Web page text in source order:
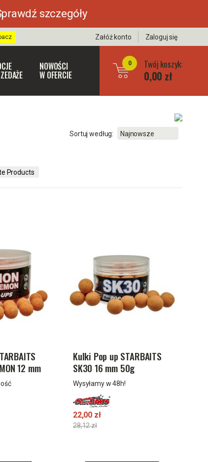
szczegóły
Załóż konto Zaloguj się
NOWOŚCI
W OFERCIE
Twój koszyk:
0,00 zł
0
Sortuj według:
Products
12 mm
Kulki Pop up STARBAITS
SK30 16 mm 50g
Wysyłamy w 48h!
22,00 zł
28,12 zł